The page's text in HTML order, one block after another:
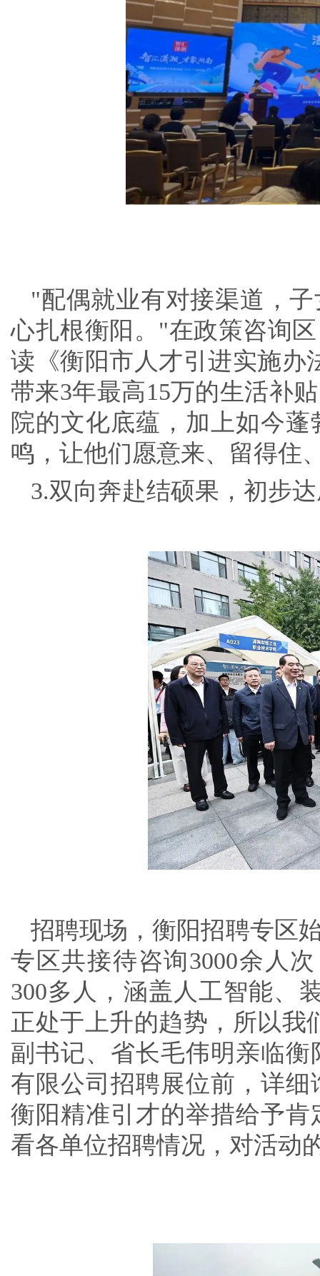
"配偶就业有对接渠道，
心扎根衡阳。"在政策咨询
读《衡阳市人才引进实施办
带来3年最高15万的生活补
院的文化底蕴，加上如今
鸣，让他们愿意来、留得住
3.双向奔赴结硕果，初步
招聘现场，衡阳招聘专区
专区共接待咨询3000余人
300多人，涵盖人工智能、
正处于上升的趋势，所以
副书记、省长毛伟明亲临
有限公司招聘展位前，详
衡阳精准引才的举措给予
看各单位招聘情况，对活动